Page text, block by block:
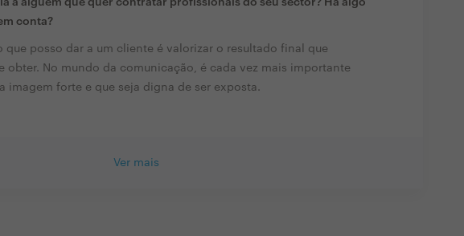
conta?
que posso dar a um cliente é valorizar o resultado final que
obter. No mundo da comunicação, é cada vez mais importante
imagem forte e que seja digna de ser exposta.
Ver mais